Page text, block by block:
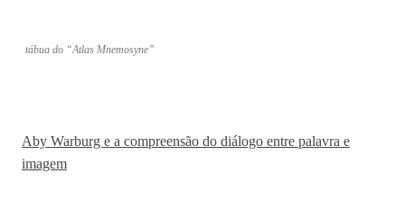
tábua do “Atlas Mnemosyne”
Aby Warburg e a compreensão do diálogo entre palavra e
imagem